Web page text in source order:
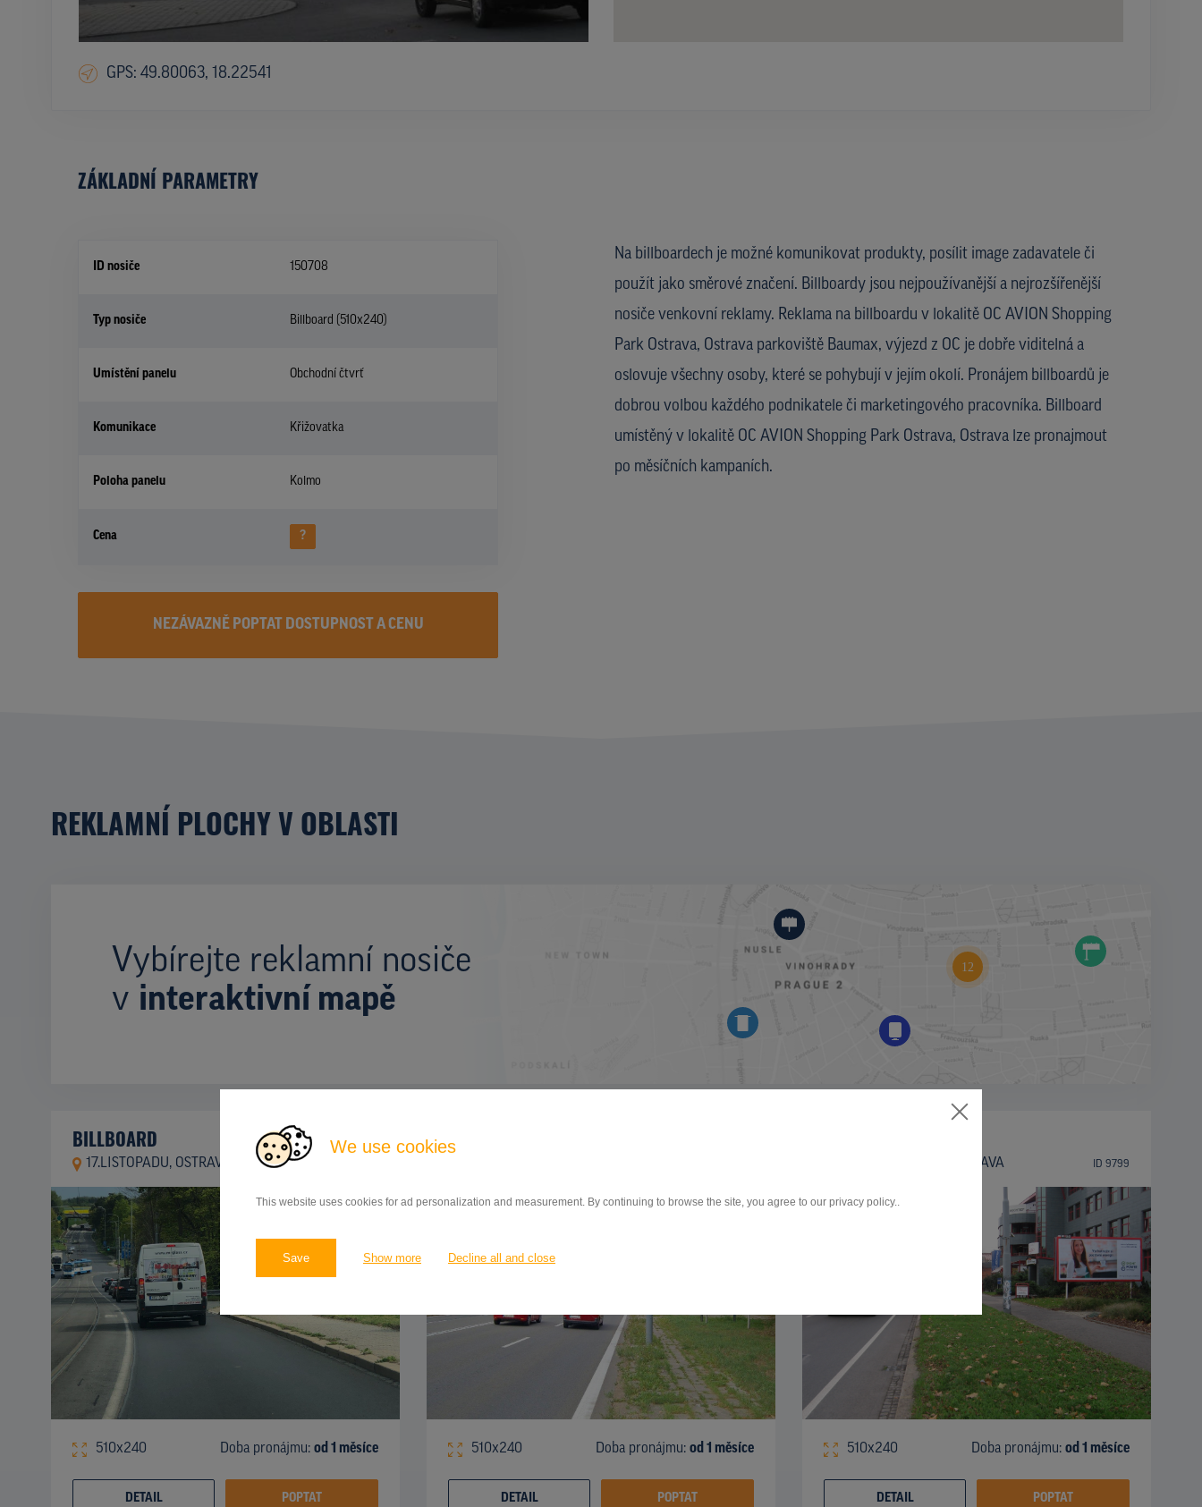
We use cookies
This website uses cookies for ad personalization and measurement. By continuing to browse the site, you agree to our privacy policy..
Save Show more Decline all and close
GPS: 49.80063, 18.22541
ZÁKLADNÍ PARAMETRY
ID nosiče 150708
Typ nosiče Billboard (510x240)
Umístění panelu Obchodní čtvrť
Komunikace Křižovatka
Poloha panelu Kolmo
Cena ?
Na billboardech je možné komunikovat produkty, posílit image zadavatele či
použít jako směrové značení. Billboardy jsou nejpoužívanější a nejrozšířenější
nosiče venkovní reklamy. Reklama na billboardu v lokalitě OC AVION Shopping
Park Ostrava, Ostrava parkoviště Baumax, výjezd z OC je dobře viditelná a
oslovuje všechny osoby, které se pohybují v jejím okolí. Pronájem billboardů je
dobrou volbou každého podnikatele či marketingového pracovníka. Billboard
umístěný v lokalitě OC AVION Shopping Park Ostrava, Ostrava lze pronajmout
po měsíčních kampaních.
NEZÁVAZNĚ POPTAT DOSTUPNOST A CENU
REKLAMNÍ PLOCHY V OBLASTI
Vybírejte reklamní nosiče
v interaktivní mapě
BILLBOARD
17.LISTOPADU, OSTRAVA
510x240 Doba pronájmu: od 1 měsíce
DETAIL POPTAT
BILLBOARD
510x240 Doba pronájmu: od 1 měsíce
DETAIL POPTAT
SOKOLSKÁ TŘÍDA, OSTRAVA ID 9799
510x240 Doba pronájmu: od 1 měsíce
DETAIL POPTAT